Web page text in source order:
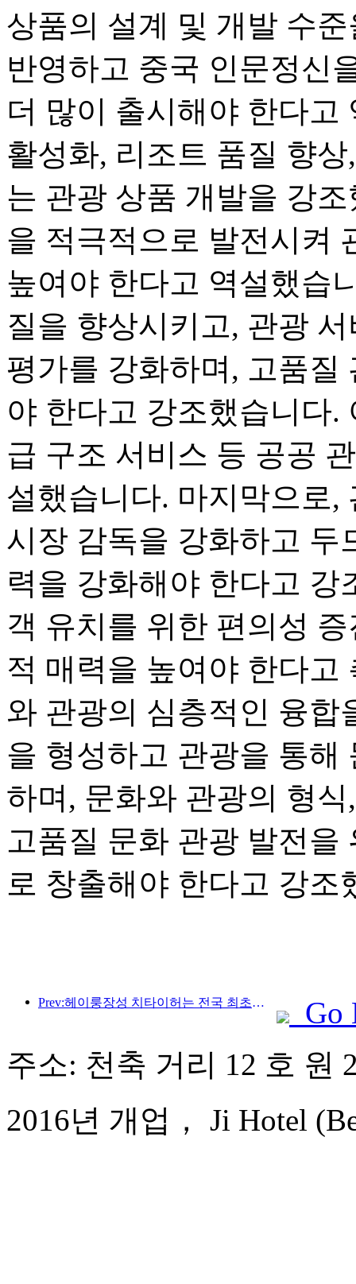
상품의 설계 및 개발 수
반영하고 중국 인문정신
더 많이 출시해야 한다고
활성화, 리조트 품질 향
는 관광 상품 개발을 강
을 적극적으로 발전시켜
높여야 한다고 역설했습
질을 향상시키고, 관광
평가를 강화하며, 고품질
야 한다고 강조했습니다.
급 구조 서비스 등 공공
설했습니다. 마지막으로,
시장 감독을 강화하고 두
력을 강화해야 한다고 강
객 유치를 위한 편의성
적 매력을 높여야 한다고
와 관광의 심층적인 융합
을 형성하고 관광을 통해
하며, 문화와 관광의 형
고품질 문화 관광 발전
로 창출해야 한다고 강조
Prev:헤이룽장성 치타이허는 전국 최초로 빙설산업 조례를 발표해 AI와 빙설 스포츠의 융합을 장려했습니다.
Go
주소: 천축 거리 12 호 원
2016년 개업， Ji Hotel